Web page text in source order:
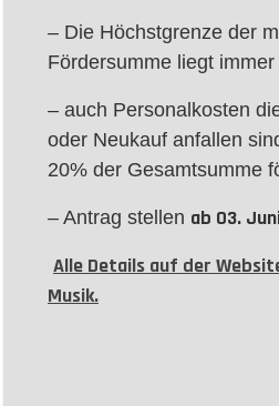
– Die Höchstgrenze der
Fördersumme liegt
– auch Personalkosten
oder Neukauf anfallen
20% der Gesamtsumme
– Antrag stellen ab 03.
Alle Details auf der
Musik.